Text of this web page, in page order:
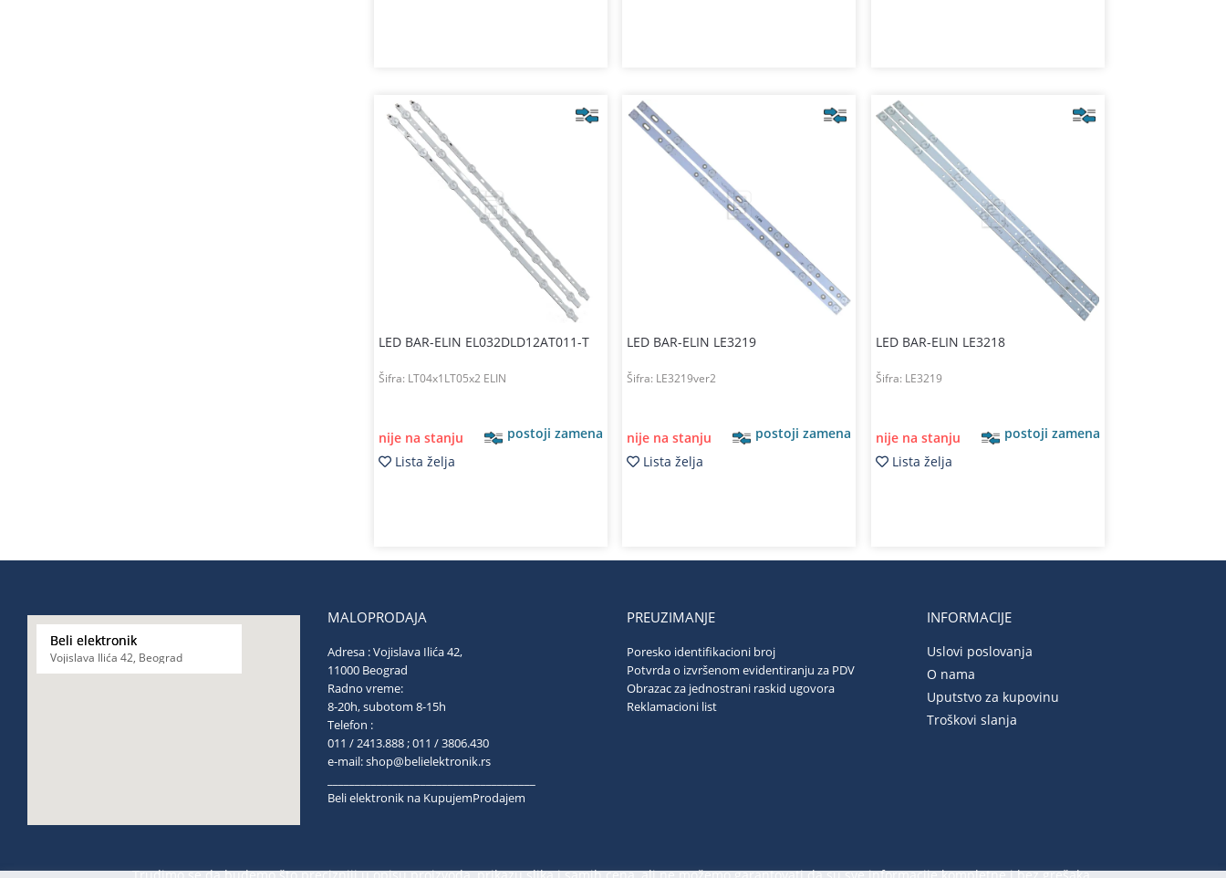
LED BAR-ELIN EL032DLD12AT011-T
Šifra: LT04x1LT05x2 ELIN
nije na stanju
postoji zamena
Lista želja
LED BAR-ELIN LE3219
Šifra: LE3219ver2
nije na stanju
postoji zamena
Lista želja
LED BAR-ELIN LE3218
Šifra: LE3219
nije na stanju
postoji zamena
Lista želja
Beli elektronik
Vojislava Ilića 42, Beograd
MALOPRODAJA
Adresa : Vojislava Ilića 42,
11000 Beograd
Radno vreme:
8-20h, subotom 8-15h
Telefon :
011 / 2413.888 ; 011 / 3806.430
e-mail:shop@belielektronik.rs
Beli elektronik na KupujemProdajem
PREUZIMANJE
Poresko identifikacioni broj
Potvrda o izvršenom evidentiranju za PDV
Obrazac za jednostrani raskid ugovora
Reklamacioni list
INFORMACIJE
Uslovi poslovanja
O nama
Uputstvo za kupovinu
Troškovi slanja